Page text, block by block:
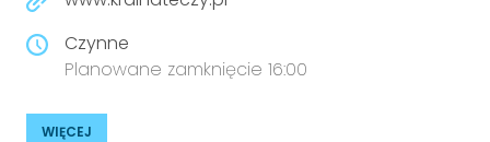
Czynne
Planowane zamknięcie 16:00
WIĘCEJ